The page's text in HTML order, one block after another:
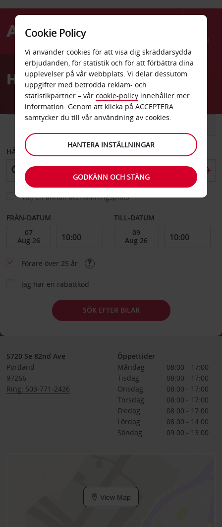
Menu
AvisHyrbil Clackamas Oregon
BIL
HÄMTA FRÅN
Välj en annan återlämningsplats
FRÅN-DATUM TILL-DATUM
Förare över 25 år
Jag har en rabattkod
SÖK EFTER BILAR
5720 Se 82nd Ave
Portland
97266
Ring: 503-771-2426
Öppettider
Måndag
08:00 - 17:00
Tisdag
08:00 - 17:00
Onsdag
08:00 - 17:00
Torsdag
08:00 - 17:00
Fredag
08:00 - 17:00
Lördag
08:00 - 14:00
Söndag
09:00 - 13:00
View Map
Cookie Policy
Vi använder cookies för att visa dig skräddarsydda
erbjudanden, för statistik och för att förbättra dina
upplevelser på vår webbplats. Vi delar dessutom
uppgifter med betrodda reklam- och
statistikpartner – vår cookie-policy innehåller mer
information. Genom att klicka på ACCEPTERA
samtycker du till vår användning av cookies.
HANTERA INSTÄLLNINGAR
GODKÄNN OCH STÄNG